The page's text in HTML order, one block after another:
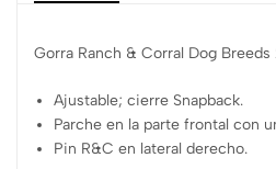
Gorra Ranch & Corral Dog
Ajustable; cierre Snapback.
Parche en la parte frontal con
Pin R&C en lateral derecho.